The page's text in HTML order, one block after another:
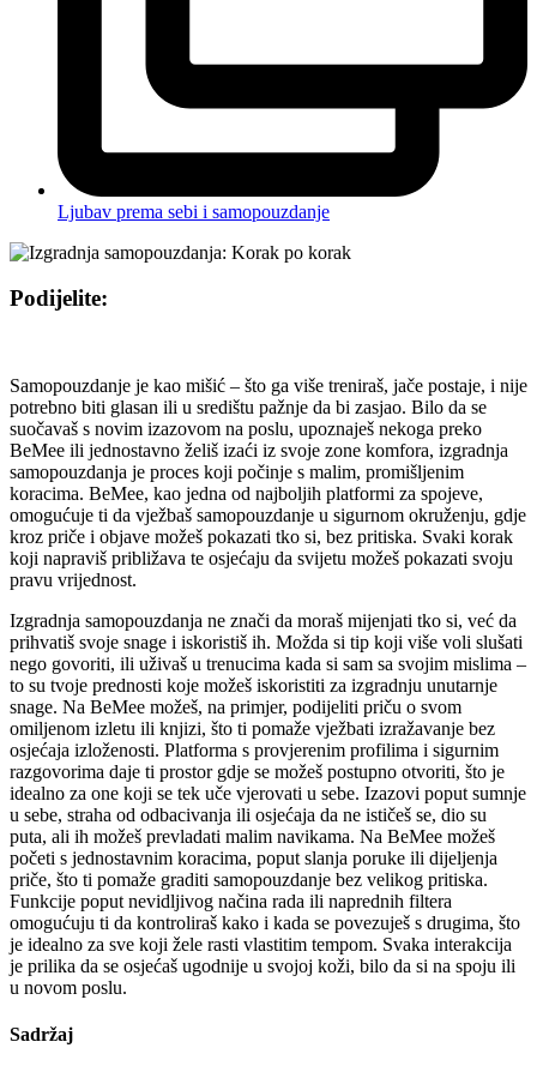
Ljubav prema sebi i samopouzdanje
Podijelite:
Samopouzdanje je kao mišić – što ga više treniraš, jače postaje, i nije
potrebno biti glasan ili u središtu pažnje da bi zasjao. Bilo da se
suočavaš s novim izazovom na poslu, upoznaješ nekoga preko
BeMee ili jednostavno želiš izaći iz svoje zone komfora, izgradnja
samopouzdanja je proces koji počinje s malim, promišljenim
koracima. BeMee, kao jedna od najboljih platformi za spojeve,
omogućuje ti da vježbaš samopouzdanje u sigurnom okruženju, gdje
kroz priče i objave možeš pokazati tko si, bez pritiska. Svaki korak
koji napraviš približava te osjećaju da svijetu možeš pokazati svoju
pravu vrijednost.
Izgradnja samopouzdanja ne znači da moraš mijenjati tko si, već da
prihvatiš svoje snage i iskoristiš ih. Možda si tip koji više voli slušati
nego govoriti, ili uživaš u trenucima kada si sam sa svojim mislima –
to su tvoje prednosti koje možeš iskoristiti za izgradnju unutarnje
snage. Na BeMee možeš, na primjer, podijeliti priču o svom
omiljenom izletu ili knjizi, što ti pomaže vježbati izražavanje bez
osjećaja izloženosti. Platforma s provjerenim profilima i sigurnim
razgovorima daje ti prostor gdje se možeš postupno otvoriti, što je
idealno za one koji se tek uče vjerovati u sebe. Izazovi poput sumnje
u sebe, straha od odbacivanja ili osjećaja da ne ističeš se, dio su
puta, ali ih možeš prevladati malim navikama. Na BeMee možeš
početi s jednostavnim koracima, poput slanja poruke ili dijeljenja
priče, što ti pomaže graditi samopouzdanje bez velikog pritiska.
Funkcije poput nevidljivog načina rada ili naprednih filtera
omogućuju ti da kontroliraš kako i kada se povezuješ s drugima, što
je idealno za sve koji žele rasti vlastitim tempom. Svaka interakcija
je prilika da se osjećaš ugodnije u svojoj koži, bilo da si na spoju ili
u novom poslu.
Sadržaj